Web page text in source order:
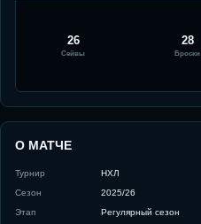
26
Сейвы
28
Броски
О МАТЧЕ
Турнир
НХЛ
Сезон
2025/26
Этап
Регулярный сезон